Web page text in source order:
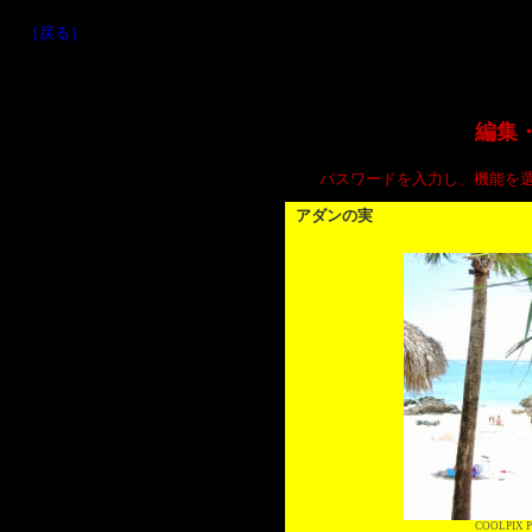
［戻る］
編集
パスワードを入力し、機能を
アダンの実
COOLPIX